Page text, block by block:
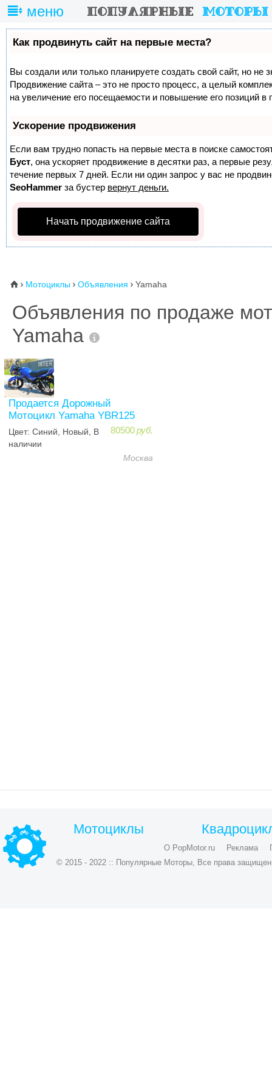
меню
Как продвинуть сайт на первые места?
Вы создали или только планируете создать свой сайт, но не
Продвижение сайта – это не просто процесс, а целый
на увеличение его посещаемости и повышение его позиций в
Ускорение продвижения
Если вам трудно попасть на первые места в поиске
Буст, она ускоряет продвижение в десятки раз, а первые
течение первых 7 дней. Если ни один запрос у вас не
SeoHammer за бустер вернут деньги.
Начать продвижение сайта
⌂  Мотоциклы  Объявления  Yamaha
Объявления по продаже
Yamaha
Продается Дорожный
Мотоцикл Yamaha YBR125
80500 руб.
Цвет: Синий, Новый, В
наличии
Москва
Мотоциклы
О PopMotor.ru Реклама
© 2015 - 2022 :: Популярные Моторы, Все права